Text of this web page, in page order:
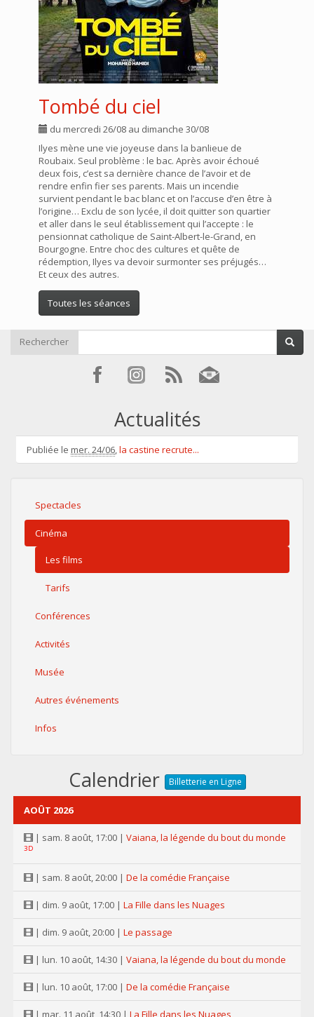
Tombé du ciel
du mercredi 26/08 au dimanche 30/08
Ilyes mène une vie joyeuse dans la banlieue de
Roubaix. Seul problème : le bac. Après avoir échoué
deux fois, c’est sa dernière chance de l’avoir et de
rendre enfin fier ses parents. Mais un incendie
survient pendant le bac blanc et on l’accuse d’en être à
l’origine… Exclu de son lycée, il doit quitter son quartier
et aller dans le seul établissement qui l’accepte : le
pensionnat catholique de Saint-Albert-le-Grand, en
Bourgogne. Entre choc des cultures et quête de
rédemption, Ilyes va devoir surmonter ses préjugés…
Et ceux des autres.
Toutes les séances
Rechercher
Actualités
Publiée le mer. 24/06,la castine recrute...
Spectacles
Cinéma
Les films
Tarifs
Conférences
Activités
Musée
Autres événements
Infos
Calendrier Billetterie en Ligne
AOÛT 2026
| sam. 8 août, 17:00 | Vaiana, la légende du bout du monde
3D
| sam. 8 août, 20:00 | De la comédie Française
| dim. 9 août, 17:00 | La Fille dans les Nuages
| dim. 9 août, 20:00 | Le passage
| lun. 10 août, 14:30 | Vaiana, la légende du bout du monde
| lun. 10 août, 17:00 | De la comédie Française